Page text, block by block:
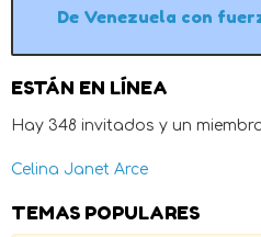
De Venezuela con
ESTÁN EN LÍNEA
Hay 348 invitados y un
Celina Janet Arce
TEMAS POPULARES